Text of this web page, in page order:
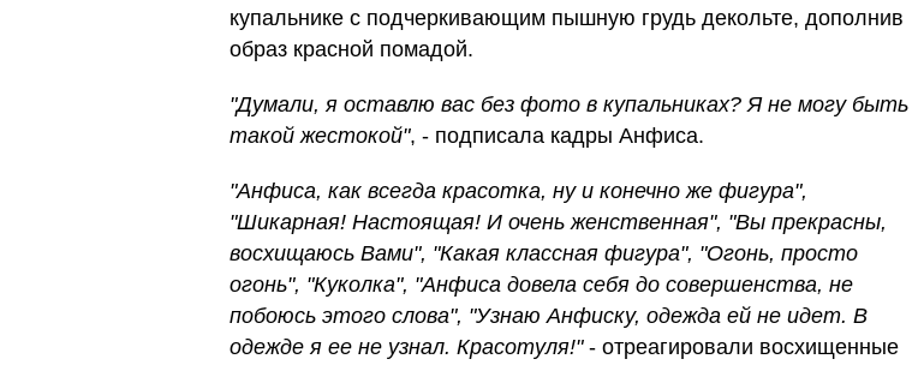
купальнике с подчеркивающим пышную грудь декольте, дополнив
образ красной помадой.
"Думали, я оставлю вас без фото в купальниках? Я не могу быть
такой жестокой", - подписала кадры Анфиса.
"Анфиса, как всегда красотка, ну и конечно же фигура",
"Шикарная! Настоящая! И очень женственная", "Вы прекрасны,
восхищаюсь Вами", "Какая классная фигура", "Огонь, просто
огонь", "Куколка", "Анфиса довела себя до совершенства, не
побоюсь этого слова", "Узнаю Анфиску, одежда ей не идет. В
одежде я ее не узнал. Красотуля!"- отреагировали восхищенные